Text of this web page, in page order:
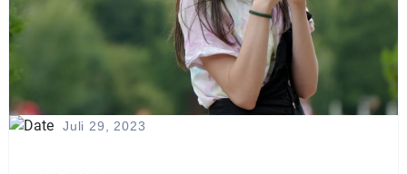
Juli 29, 2023